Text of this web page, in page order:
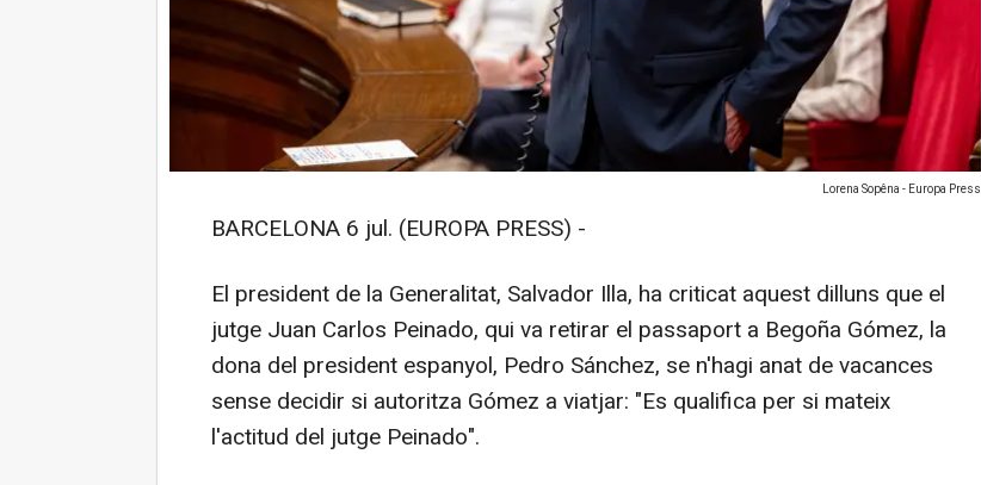
Lorena Sopêna - Europa Press
BARCELONA 6 jul. (EUROPA PRESS) -
El president de la Generalitat, Salvador Illa, ha criticat aquest dilluns que el
jutge Juan Carlos Peinado, qui va retirar el passaport a Begoña Gómez, la
dona del president espanyol, Pedro Sánchez, se n'hagi anat de vacances
sense decidir si autoritza Gómez a viatjar: "Es qualifica per si mateix
l'actitud del jutge Peinado".